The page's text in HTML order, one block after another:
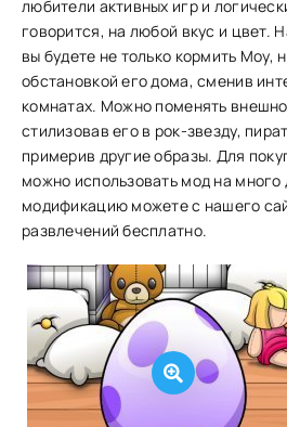
любители активных игр и
говорится, на любой вкус и цвет.
вы будете не только кормить Моу,
обстановкой его дома, сменив
комнатах. Можно поменять
стилизовав его в рок-звезду,
примерив другие образы. Для
можно использовать мод на много
модификацию можете с нашего
развлечений бесплатно.